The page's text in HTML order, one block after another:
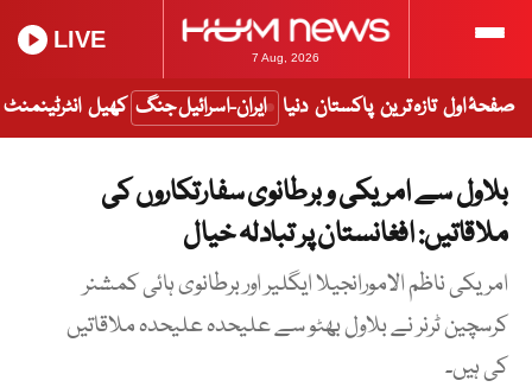
7 Aug, 2026
LIVE
صفحۂ اول تازہ ترین پاکستان دنیا ایران-اسرائیل جنگ کھیل انٹرٹینمنٹ
بلاول سے امریکی و برطانوی سفارتکاروں کی
ملاقاتیں: افغانستان پر تبادلہ خیال
امریکی ناظم الامورانجیلا ایگلیر اور برطانوی ہائی کمشنر
کرسچین ٹرنر نے بلاول بھٹو سے علیحدہ علیحدہ ملاقاتیں
کی ہیں۔